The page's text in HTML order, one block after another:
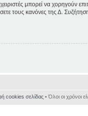
μπορεί να χορηγούν
τους κανόνες της Δ.
cookies σελίδας• Όλοι οι χρόνοι